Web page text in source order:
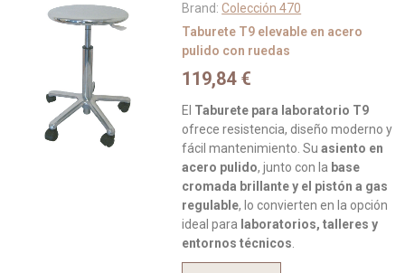
Brand:Colección 470
Taburete T9 elevable en acero
pulido con ruedas
119,84 €
El Taburete para laboratorio T9
ofrece resistencia, diseño moderno y
fácil mantenimiento. Suasiento en
acero pulido, junto con la base
cromada brillante y el pistón a gas
regulable, lo convierten en la opción
ideal para laboratorios, talleres y
entornos técnicos